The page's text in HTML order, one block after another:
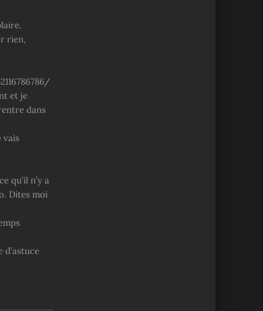
rien,
et je
dans
vais
qu’il n’y a
Dites moi